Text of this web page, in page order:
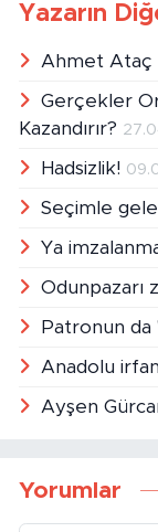
Yazarın
Ahmet Ataç
Gerçekler
Kazandırır?
Hadsizlik!
Seçimle
Ya
Odunpazarı
Patronun da
Anadolu
Ayşen
Yorumlar